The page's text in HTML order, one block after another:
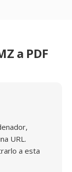
a PDF
URL.
a esta